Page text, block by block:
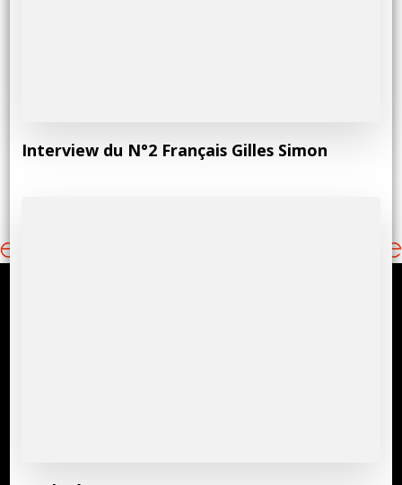
Interview du N°2 Français Gilles Simon